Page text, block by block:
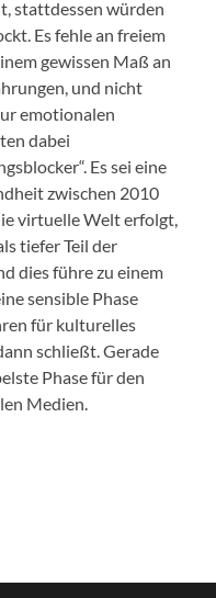
stattdessen würden
Es fehle an freiem
gewissen Maß an
und nicht
emotionalen
dabei
Es sei eine
zwischen 2010
virtuelle Welt erfolgt,
tiefer Teil der
dies führe zu einem
sensible Phase
für kulturelles
schließt. Gerade
Phase für den
Medien.